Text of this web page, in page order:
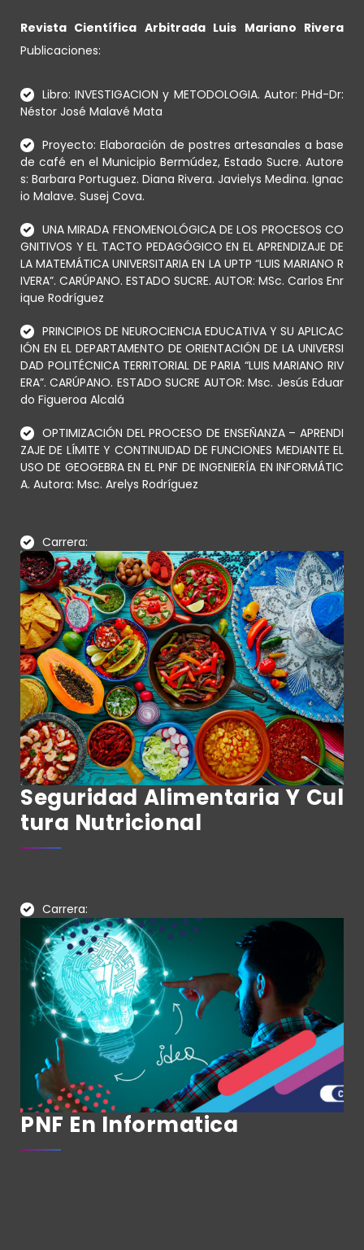
Revista Científica Arbitrada Luis Mariano Rivera
Publicaciones:
Libro: INVESTIGACION y METODOLOGIA. Autor: PHd-Dr:
Néstor José Malavé Mata
Proyecto: Elaboración de postres artesanales a base
de café en el Municipio Bermúdez, Estado Sucre. Autore
s: Barbara Portuguez. Diana Rivera. Javielys Medina. Ignac
io Malave. Susej Cova.
UNA MIRADA FENOMENOLÓGICA DE LOS PROCESOS CO
GNITIVOS Y EL TACTO PEDAGÓGICO EN EL APRENDIZAJE DE
LA MATEMÁTICA UNIVERSITARIA EN LA UPTP “LUIS MARIANO R
IVERA”. CARÚPANO. ESTADO SUCRE. AUTOR: MSc. Carlos Enr
ique Rodríguez
PRINCIPIOS DE NEUROCIENCIA EDUCATIVA Y SU APLICAC
IÓN EN EL DEPARTAMENTO DE ORIENTACIÓN DE LA UNIVERSI
DAD POLITÉCNICA TERRITORIAL DE PARIA “LUIS MARIANO RIV
ERA”. CARÚPANO. ESTADO SUCRE AUTOR: Msc. Jesús Eduar
do Figueroa Alcalá
OPTIMIZACIÓN DEL PROCESO DE ENSEÑANZA – APRENDI
ZAJE DE LÍMITE Y CONTINUIDAD DE FUNCIONES MEDIANTE EL
USO DE GEOGEBRA EN EL PNF DE INGENIERÍA EN INFORMÁTIC
A. Autora: Msc. Arelys Rodríguez
Carrera:
Seguridad Alimentaria Y Cul
Tura Nutricional
Carrera:
PNF En Informatica